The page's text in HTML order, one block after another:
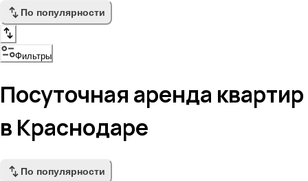
По популярности
Фильтры
Посуточная аренда квартир
в Краснодаре
По популярности